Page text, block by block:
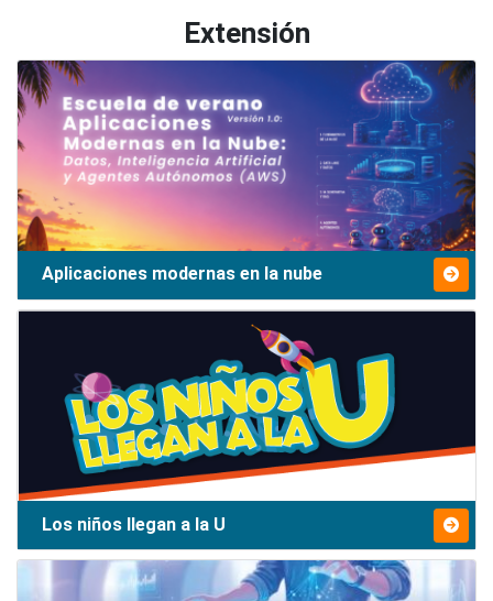
Extensión
Aplicaciones modernas en la nube
Los niños llegan a la U